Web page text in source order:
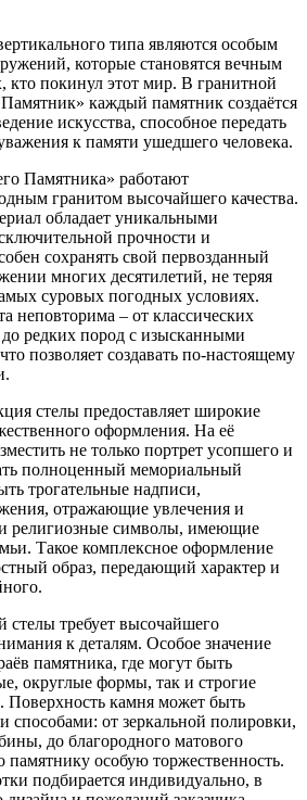
типа являются особым
которые становятся вечным
кто покинул этот мир. В гранитной
каждый памятник создаётся
искусства, способное передать
к памяти ушедшего человека.
Памятника» работают
гранитом высочайшего качества.
обладает уникальными
прочности и
сохранять свой первозданный
многих десятилетий, не теряя
суровых погодных условиях.
неповторима – от классических
редких пород с изысканными
позволяет создавать по-настоящему
стелы предоставляет широкие
оформления. На её
не только портрет усопшего и
полноценный мемориальный
трогательные надписи,
отражающие увлечения и
религиозные символы, имеющие
Такое комплексное оформление
образ, передающий характер и
стелы требует высочайшего
к деталям. Особое значение
памятника, где могут быть
округлые формы, так и строгие
Поверхность камня может быть
способами: от зеркальной полировки,
до благородного матового
особую торжественность.
подбирается индивидуально, в